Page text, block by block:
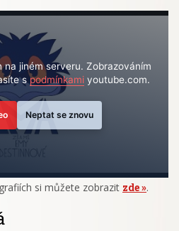
na jiném serveru. Zobrazováním
spodmínkamiyoutube.com.
Neptat se znovu
si můžete zobrazit zde .